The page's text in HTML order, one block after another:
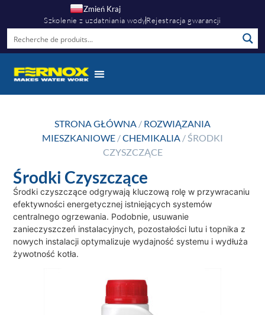
Zmień Kraj
Szkolenie z uzdatniania wodyRejestracja gwarancji
STRONA GŁÓWNA / ROZWIĄZANIA
MIESZKANIOWE /CHEMIKALIA / ŚRODKI
CZYSZCZĄCE
Środki Czyszczące
Środki czyszczące odgrywają kluczową rolę w przywracaniu
efektywności energetycznej istniejących systemów
centralnego ogrzewania. Podobnie, usuwanie
zanieczyszczeń instalacyjnych, pozostałości lutu i topnika z
nowych instalacji optymalizuje wydajność systemu i wydłuża
żywotność kotła.